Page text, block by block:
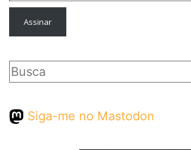
Assinar
Pesquisar
Siga-me no Mastodon